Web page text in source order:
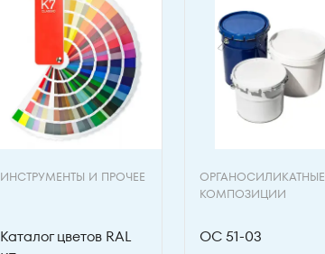
ИНСТРУМЕНТЫ И ПРОЧЕЕ
Каталог цветов RAL
ОРГАНОСИЛИКАТНЫЕ
КОМПОЗИЦИИ
ОС 51-03